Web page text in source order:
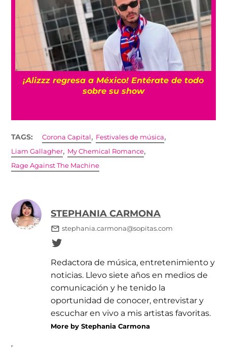
¡Alizzz regresa a México! Entérate de todo
sobre su show
TAGS: Corona Capital, Festivales de música,
Liam Gallagher, My Chemical Romance,
Rage Against The Machine
STEPHANIA CARMONA
stephania.carmona@sopitas.com
Redactora de música, entretenimiento y
noticias. Llevo siete años en medios de
comunicación y he tenido la
oportunidad de conocer, entrevistar y
escuchar en vivo a mis artistas favoritas.
More by Stephania Carmona